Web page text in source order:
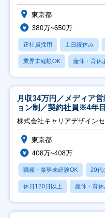
東京都
380万~650万
正社員採用 土日祝休み
業界未経験OK 産休・育休
月収34万円／メディア
ョン制／契約社員※4年
株式会社キャリアデザイン
東京都
408万~408万
職種・業界未経験OK 20代
休日120日以上 産休・育休